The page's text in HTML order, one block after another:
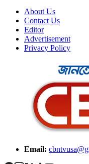
About Us
Contact Us
Editor
Advertisement
Privacy Policy
Email: